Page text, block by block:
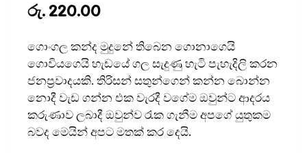
රු. 220.00
ගොංගල කන්ද මුදුනේ තිබෙන ගොනාගෙයි
ගොවියගෙයි හැඩයේ ගල සැදුණු හැටි පැහැදිලි කරන
ජනප්‍රවාදයකි. තිරිසන් සතුන්ගෙන් කන්න බොන්න
නොදී වැඩ ගන්න එක වැරදී වගේම ඔවුන්ට ආදරය
කරුණාව ලබාදී ඔවුන්ව රැක ගැනීම අපගේ යුතුකම
බවද මෙයින් අපට මතක් කර දෙයි.